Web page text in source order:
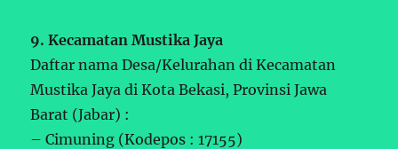
9. Kecamatan Mustika Jaya
Daftar nama Desa/Kelurahan di Kecamatan
Mustika Jaya di Kota Bekasi, Provinsi Jawa
Barat (Jabar) :
– Cimuning (Kodepos : 17155)